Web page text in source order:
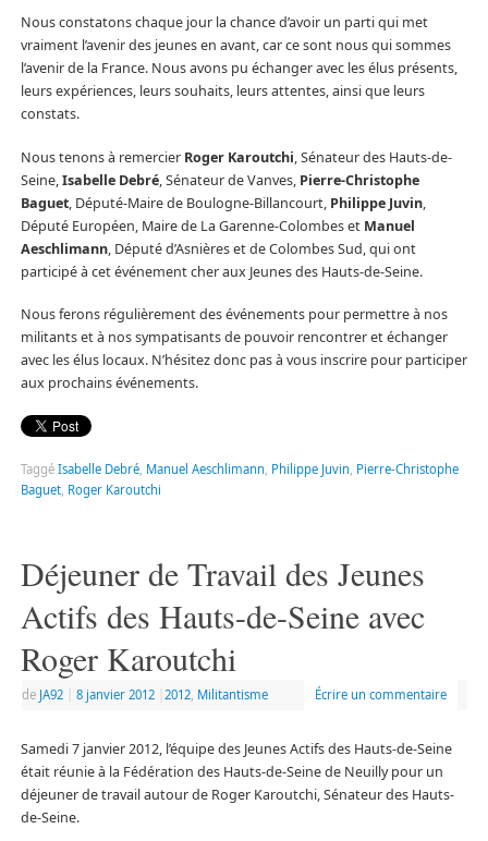
Nous constatons chaque jour la chance d’avoir un parti qui met
vraiment l’avenir des jeunes en avant, car ce sont nous qui sommes
l’avenir de la France. Nous avons pu échanger avec les élus présents,
leurs expériences, leurs souhaits, leurs attentes, ainsi que leurs
constats.
Nous tenons à remercier Roger Karoutchi, Sénateur des Hauts-de-
Seine,Isabelle Debré, Sénateur de Vanves, Pierre-Christophe
Baguet, Député-Maire de Boulogne-Billancourt, Philippe Juvin,
Député Européen, Maire de La Garenne-Colombes et Manuel
Aeschlimann, Député d’Asnières et de Colombes Sud, qui ont
participé à cet événement cher aux Jeunes des Hauts-de-Seine.
Nous ferons régulièrement des événements pour permettre à nos
militants et à nos sympatisants de pouvoir rencontrer et échanger
avec les élus locaux. N’hésitez donc pas à vous inscrire pour participer
aux prochains événements.
Taggé Isabelle Debré, Manuel Aeschlimann Philippe Juvin Pierre-Christophe
Baguet, Roger Karoutchi
Déjeuner de Travail des Jeunes
Actifs des Hauts-de-Seine avec
Roger Karoutchi
de JA92 8 janvier 2012 2012, Militantisme Écrire un commentaire
Samedi 7 janvier 2012, l’équipe des Jeunes Actifs des Hauts-de-Seine
était réunie à la Fédération des Hauts-de-Seine de Neuilly pour un
déjeuner de travail autour de Roger Karoutchi, Sénateur des Hauts-
de-Seine.